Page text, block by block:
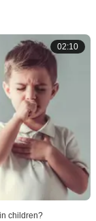
02:10
children?